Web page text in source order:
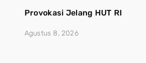
Provokasi Jelang HUT RI
Agustus 8, 2026